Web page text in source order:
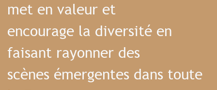
met en valeur et
encourage la diversité en
faisant rayonner des
scènes émergentes dans toute